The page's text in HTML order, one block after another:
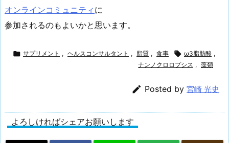
オンラインコミュニティ に
参加されるのもよいかと思います。
 サプリメント , ヘルスコンサルタント , 脂質 , 食事  ω3脂肪酸 ,
ナンノクロロプシス , 藻類
 Posted by 宮崎 光史
よろしければシェアお願いします